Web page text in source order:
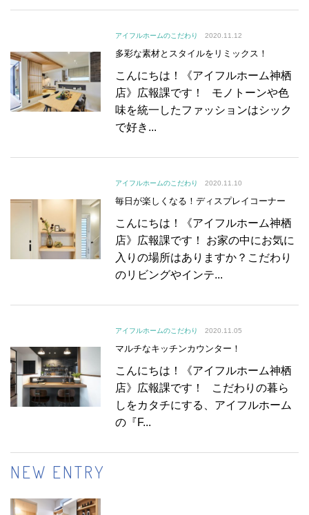
アイフルホームのこだわり 2020.11.12
多彩な素材とスタイルをリミックス！
こんにちは！《アイフルホーム神栖
店》広報課です！ モノトーンや色
味を統一したファッションはシック
で好き...
アイフルホームのこだわり 2020.11.10
毎日が楽しくなる！ディスプレイコーナー
こんにちは！《アイフルホーム神栖
店》広報課です！ お家の中にお気に
入りの場所はありますか？こだわり
のリビングやインテ...
アイフルホームのこだわり 2020.11.05
マルチなキッチンカウンター！
こんにちは！《アイフルホーム神栖
店》広報課です！ こだわりの暮ら
しをカタチにする、アイフルホーム
の『F...
NEW ENTRY